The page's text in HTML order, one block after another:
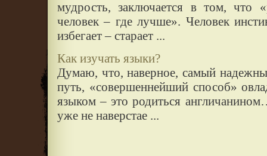
мудрость, заключается в том, что
человек – где лучше». Человек
избегает – старает ...
Как изучать языки?
Думаю, что, наверное, самый
путь, «совершеннейший способ»
языком – это родиться
уже не наверстае ...